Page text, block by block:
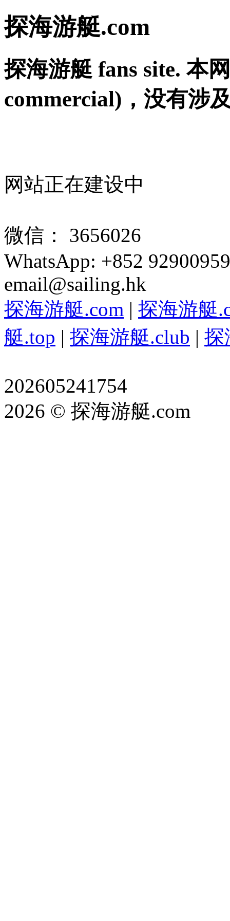
探海游艇.com
探海游艇 fans site. 本
commercial)，没有涉
网站正在建设中
微信： 3656026
WhatsApp: +852 92900959
email@sailing.hk
探海游艇.com | 探海游艇
艇.top | 探海游艇.club | 探
202605241754
2026 © 探海游艇.com